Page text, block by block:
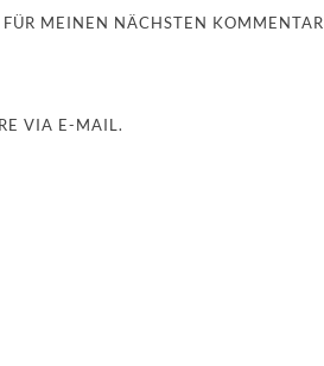
MEINEN NÄCHSTEN KOMMENTAR
VIA E-MAIL.